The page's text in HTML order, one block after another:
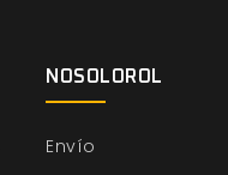
NOSOLOROL
Envío